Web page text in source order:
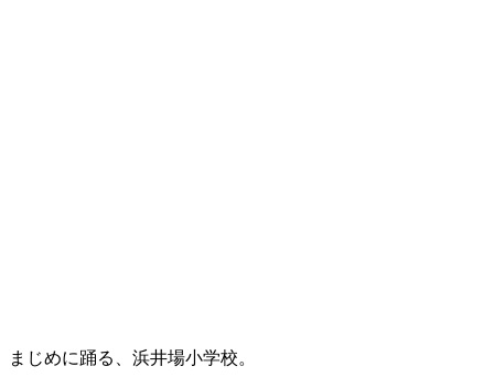
まじめに踊る、浜井場小学校。